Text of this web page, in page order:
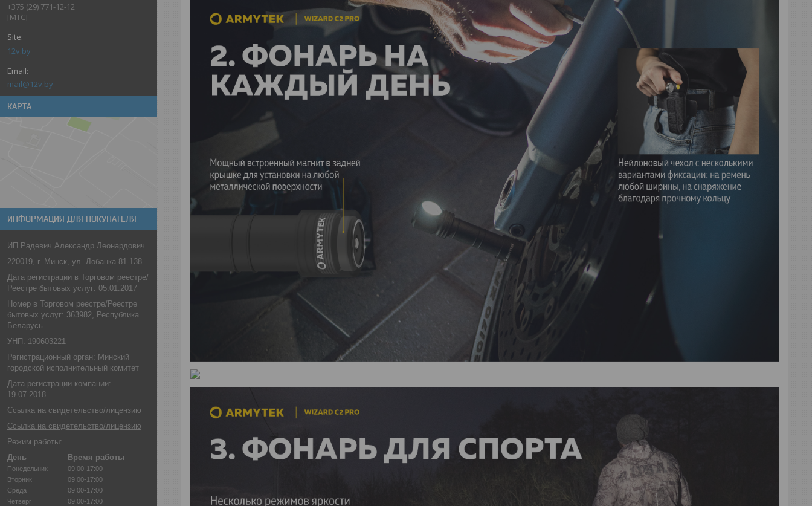
+375 (29) 771-12-12
[МТС]
12v.by
mail@12v.by
КАРТА
ИНФОРМАЦИЯ ДЛЯ ПОКУПАТЕЛЯ
ИП Радевич Александр Леонардович
220019, г. Минск, ул. Лобанка 81-138
Дата регистрации в Торговом реестре/
Реестре бытовых услуг: 05.01.2017
Номер в Торговом реестре/Реестре
бытовых услуг: 363982, Республика
Беларусь
УНП: 190603221
Регистрационный орган: Минский
городской исполнительный комитет
Дата регистрации компании:
19.07.2018
Ссылка на свидетельство/лицензию
Ссылка на свидетельство/лицензию
Режим работы:
День
Время работы
Понедельник
09:00-17:00
Вторник
09:00-17:00
Среда
09:00-17:00
Четверг
09:00-17:00